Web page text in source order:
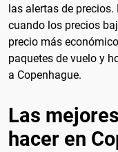
las alertas de
cuando los precios
precio más
paquetes de vuelo y
a Copenhague.
Las
hacer en